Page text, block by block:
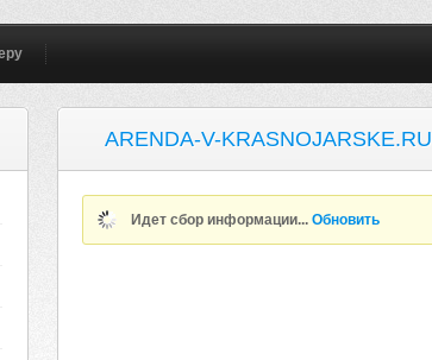
ARENDA-V-KRASNOJARSKE.RU
Идет сбор информации...Обновить